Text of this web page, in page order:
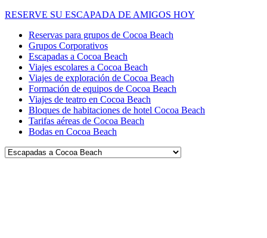
RESERVE SU ESCAPADA DE AMIGOS HOY
Reservas para grupos de Cocoa Beach
Grupos Corporativos
Escapadas a Cocoa Beach
Viajes escolares a Cocoa Beach
Viajes de exploración de Cocoa Beach
Formación de equipos de Cocoa Beach
Viajes de teatro en Cocoa Beach
Bloques de habitaciones de hotel Cocoa Beach
Tarifas aéreas de Cocoa Beach
Bodas en Cocoa Beach